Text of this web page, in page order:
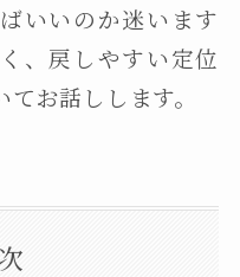
いいのか迷います
、戻しやすい定位
お話しします。